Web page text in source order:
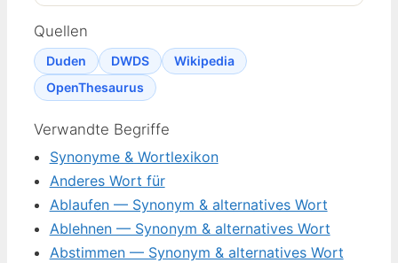
Quellen
Duden DWDS
Wikipedia
OpenThesaurus
Verwandte Begriffe
Synonyme & Wortlexikon
Anderes Wort für
Ablaufen — Synonym & alternatives Wort
Ablehnen — Synonym & alternatives Wort
Abstimmen — Synonym & alternatives Wort